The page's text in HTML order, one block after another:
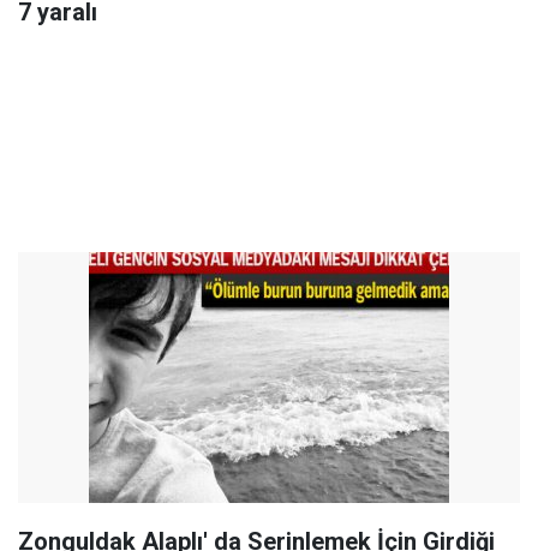
7 yaralı
Zonguldak Alaplı' da Serinlemek İçin Girdiği